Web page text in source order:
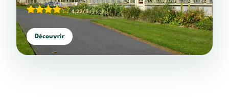
4,22/5(9 votes)
Découvrir